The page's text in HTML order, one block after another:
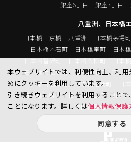
銀座6丁目
銀座7丁目
八重洲、日本橋
日本橋 京橋 八重洲 日本橋茅場町
日本橋本石町
日本橋室町 日本
日本橋富沢町
日本橋久松町 日本
日本橋大伝馬町
日本橋小伝馬町
日本橋蛎殻町
日本橋箱崎町 日
日本橋馬喰町
日本橋横山町 丸の内
神田紺屋町
神田
本ウェブサイトでは、利便性向上、利
めにクッキーを利用しています。
引き続きウェブサイトを利用すること
ことになります。詳しくは個人情報保護
同意する